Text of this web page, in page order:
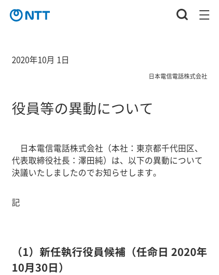
2020年10月 1日
日本電信電話株式会社
役員等の異動について
日本電信電話株式会社（本社：東京都千代田区、
代表取締役社長：澤田純）は、以下の異動について
決議いたしましたのでお知らせします。
記
（1）新任執行役員候補（任命日 2020年
10月30日）